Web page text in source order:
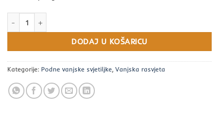
DODAJ U KOŠARICU
Kategorije: Podne vanjske svjetiljke, Vanjska rasvjeta